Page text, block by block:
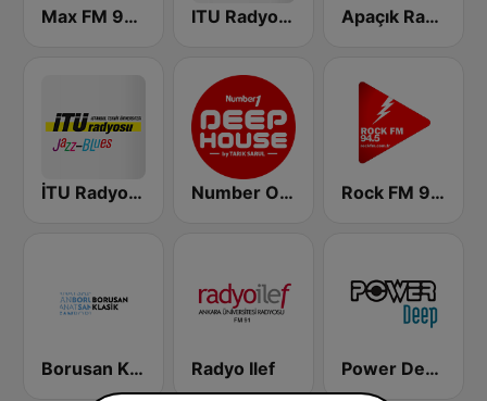
Max FM 95.8 ITU Radyosu Klasik Apaçık Radyo
İTU Radyosu Jazz / Blues Number One Deephouse FM Rock FM 94.5
Borusan Klasik Radyo Ilef Power Deep